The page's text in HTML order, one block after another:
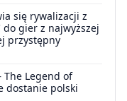
się rywalizacji z
do gier z najwyższej
przystępny
The Legend of
dostanie polski